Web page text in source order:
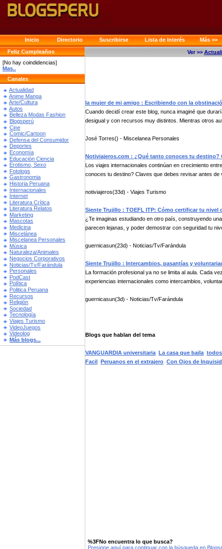
Inicio Directorio Suscribirse Lista de Interés
Más >>
Feliz Cumpleaños
[No hay coindidencias]
Mas..
Canales
Actualidad
Anime Manga
Arte/Cultura
Autos
Belleza Modas Fashion
Blogsperú
Cine
Comic/Cartoon
Defensa del Consumidor
Deportes
Economía
Educación Ciencia
Erotismo, Sexo
Fotologs
Gastronomia
Historia Peruana
Internacionales
Internet
Literatura Crítica
Literatura Relatos
Marketing
Mascotas
Medicina
Miscelánea
Miscelanea Personales
Música
Naturaleza/Animales
Negocios Corporativos
Noticias/Tv/Farándula
Personales
PodCast
Política
Politica Peruana
Recursos
Religión
Sociedad
Tecnología
Viajes Turismo
VideoJuegos
Videolog
Más blogs...
Ver >>
la mujer de mi amigo : Escribiendo con la
Cuando decidí crear este blog, nunca imaginé que
desigual y con recursos muy distintos. Mientras otros
José Torres() - Miscelanea Personales
Notiviajeros.com : ¿Qué tanto conoces tu destino?
Los viajes internacionales continúan en crecimiento
conoces tu destino? Claves que debes revisar antes de
notiviajeros(33d) - Viajes Turismo
Siente Trujillo : TOEFL ITP: Cómo certificar tu nivel
¿Te imaginas estudiando en otro país, construyendo
parecen lejanas, y poder demostrar con seguridad tu
guernicasun(23d) - Noticias/Tv/Farándula
Siente Trujillo : Intercambios, pasantías y
La formación profesional ya no se limita al aula. Cada
experiencias internacionales como intercambios,
guernicasun(3d) - Noticias/Tv/Farándula
Blogs que hablan del tema
VANGUARDIA universitaria La casa que baila
Facil Peruanos en el extrajero Con Ojos de
%3FNo encuentra lo que busca?
Presione aquí para continuar con la búsqueda en